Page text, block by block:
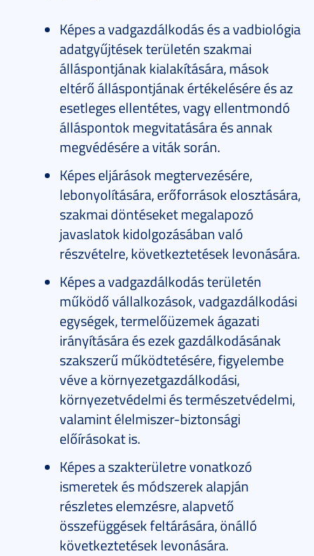
Képes a vadgazdálkodás és a vadbiológia
adatgyűjtések területén szakmai
álláspontjának kialakítására, mások
eltérő álláspontjának értékelésére és az
esetleges ellentétes, vagy ellentmondó
álláspontok megvitatására és annak
megvédésére a viták során.
Képes eljárások megtervezésére,
lebonyolítására, erőforrások elosztására,
szakmai döntéseket megalapozó
javaslatok kidolgozásában való
részvételre, következtetések levonására.
Képes a vadgazdálkodás területén
működő vállalkozások, vadgazdálkodási
egységek, termelőüzemek ágazati
irányítására és ezek gazdálkodásának
szakszerű működtetésére, figyelembe
véve a környezetgazdálkodási,
környezetvédelmi és természetvédelmi,
valamint élelmiszer-biztonsági
előírásokat is.
Képes a szakterületre vonatkozó
ismeretek és módszerek alapján
részletes elemzésre, alapvető
összefüggések feltárására, önálló
következtetések levonására.